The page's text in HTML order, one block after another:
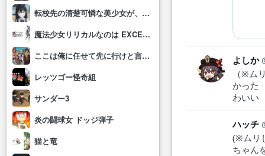
転校先の清楚可憐な美少女が、昔男子と思って一緒に遊んだ幼馴染だった件
魔法少女リリカルなのは EXCEEDS Gun Blaze Vengeance
ここは俺に任せて先に行けと言ってから10年がたったら伝説になっていた。
レッツゴー怪奇組
サンダー3
炎の闘球女 ドッジ弾子
猫と竜
よしか
（※ム
かった
わいい
ハッチ
(※ムリ
ちゃん